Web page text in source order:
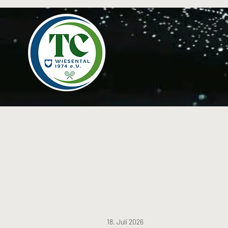
18. Juli 2026